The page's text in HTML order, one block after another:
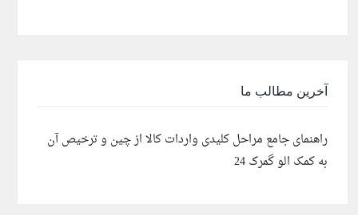
آخرین مطالب ما
راهنمای جامع مراحل کلیدی واردات کالا از چین و ترخیص آن
به کمک الو گمرک 24